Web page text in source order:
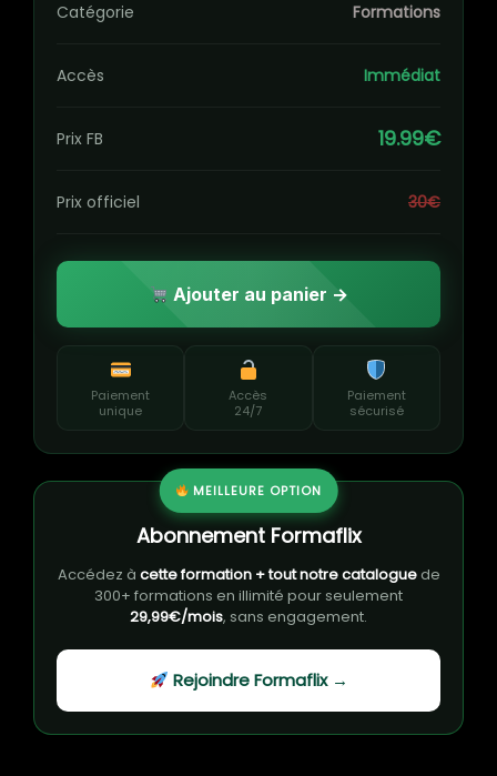
Catégorie Formations
Accès Immédiat
Prix FB 19.99€
Prix officiel 30€
Ajouter au panier →
Paiement
unique
Accès
24/7
Paiement
sécurisé
MEILLEURE OPTION
Abonnement Formaflix
Accédez à cette formation + tout notre cataloguede
300+ formations en illimité pour seulement
29,99€/mois, sans engagement.
Rejoindre Formaflix →